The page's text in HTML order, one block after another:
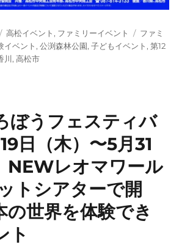
カ
テ
ゴ
高松イベント , ファミリーイベント
タ
グ
ファミ
イベント ,公渕森林公園,子どもイベント ,第12
川,高松市
ぼうフェスティバ
日（木）〜5月31
NEWレオマワール
トシアターで開
の世界を体験でき
ト